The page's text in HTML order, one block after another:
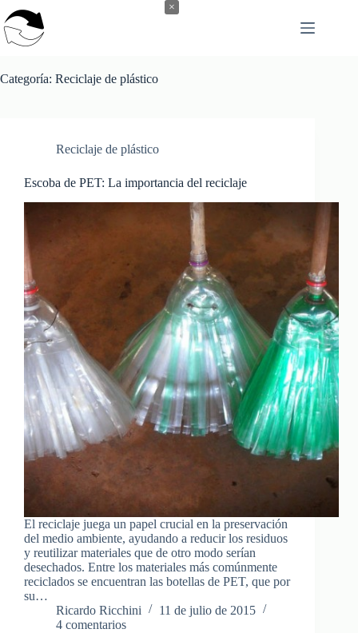
al
contenido
Categoría: Reciclaje de plástico
Reciclaje de plástico
Escoba de PET: La importancia del reciclaje
El reciclaje juega un papel crucial en la preservación
del medio ambiente, ayudando a reducir los residuos
y reutilizar materiales que de otro modo serían
desechados. Entre los materiales más comúnmente
reciclados se encuentran las botellas de PET, que por
su…
Ricardo Ricchini
11 de julio de 2015
4 comentarios
×